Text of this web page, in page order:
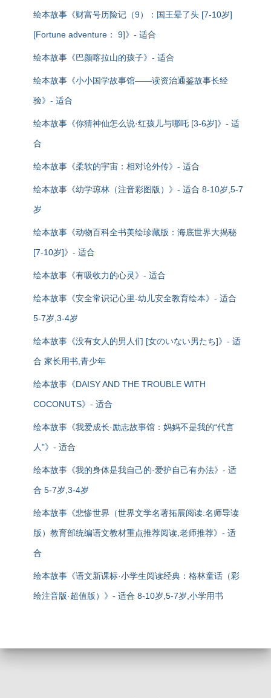
绘本故事《财富号历险记（9）：国王晕了头 [7-10岁]
[Fortune adventure： 9]》- 适合
绘本故事《巴颜喀拉山的孩子》- 适合
绘本故事《小小国学故事馆——读资治通鉴故事长经
验》- 适合
绘本故事《你猜神仙怎么说·红孩儿与哪吒 [3-6岁]》- 适
合
绘本故事《柔软的宇宙：相对论外传》- 适合
绘本故事《幼学琼林（注音彩图版）》- 适合 8-10岁,5-7
岁
绘本故事《动物百科全书美绘珍藏版：海底世界大揭秘
[7-10岁]》- 适合
绘本故事《有吸收力的心灵》- 适合
绘本故事《安全常识记心里-幼儿安全教育绘本》- 适合
5-7岁,3-4岁
绘本故事《没有女人的男人们 [女のいない男たち]》- 适
合 家长用书,青少年
绘本故事《DAISY AND THE TROUBLE WITH
COCONUTS》- 适合
绘本故事《我爱成长·励志故事馆：妈妈不是我的“代言
人”》- 适合
绘本故事《我的身体是我自己的-爱护自己有办法》- 适
合 5-7岁,3-4岁
绘本故事《悲惨世界（世界文学名著拓展阅读:名师导读
版）教育部统编语文教材重点推荐阅读,老师推荐》- 适
合
绘本故事《语文新课标·小学生阅读经典：格林童话（彩
绘注音版·超值版）》- 适合 8-10岁,5-7岁,小学用书